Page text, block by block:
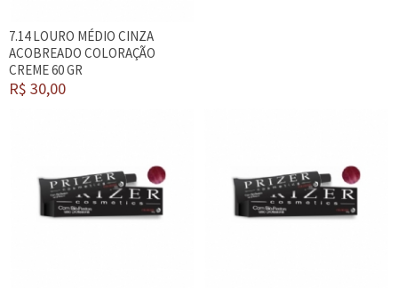
7.14 LOURO MÉDIO CINZA
ACOBREADO COLORAÇÃO
CREME 60 GR
R$ 30,00